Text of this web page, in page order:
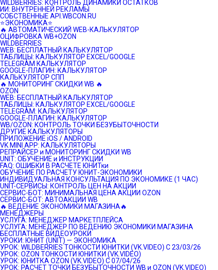
WILDBERRIES: КОНТРОЛЬ ДИНАМИКИ ОСТАТКОВ
ИИ: ВНУТРЕННЕЙ РЕКЛАМЫ
СОБСТВЕННЫЕ API.WBCON.RU
⭐️ЭКОНОМИКА⭐️
🔥 АВТОМАТИЧЕСКИЙ WEB-КАЛЬКУЛЯТОР
ОЦИФРОВКА WB+OZON
WILDBERRIES
WEB: БЕСПЛАТНЫЙ КАЛЬКУЛЯТОР
ТАБЛИЦЫ: КАЛЬКУЛЯТОР EXCEL/GOOGLE
TELEGRAM КАЛЬКУЛЯТОР
GOOGLE-ПЛАГИН: КАЛЬКУЛЯТОР
КАЛЬКУЛЯТОР СПП
🔥 МОНИТОРИНГ СКИДКИ WB 🔥
OZON
WEB: БЕСПЛАТНЫЙ КАЛЬКУЛЯТОР
ТАБЛИЦЫ: КАЛЬКУЛЯТОР EXCEL/GOOGLE
TELEGRAM: КАЛЬКУЛЯТОР
GOOGLE-ПЛАГИН: КАЛЬКУЛЯТОР
WB/OZON: КОНТРОЛЬ ТОЧКИ БЕЗУБЫТОЧНОСТИ
ДРУГИЕ КАЛЬКУЛЯТОРЫ
ПРИЛОЖЕНИЕ iOS / ANDROID
VK MINI APP: КАЛЬКУЛЯТОРЫ
РЕПРАЙСЕР и МОНИТОРИНГ СКИДКИ WB
UNIT: ОБУЧЕНИЕ и ИНСТРУКЦИИ
FAQ: ОШИБКИ В РАСЧЕТЕ ЮНИТки
ОБУЧЕНИЕ ПО РАСЧЕТУ ЮНИТ-ЭКОНОМИКИ
ИНДИВИДУАЛЬНАЯ КОНСУЛЬТАЦИЯ ПО ЭКОНОМИКЕ (1 ЧАС)
UNIT-СЕРВИСЫ: КОНТРОЛЬ ЦЕН НА АКЦИИ
СЕРВИС-БОТ: МИНИМАЛЬНАЯ ЦЕНА АКЦИИ OZON
СЕРВИС-БОТ: АВТОАКЦИИ WB
🔥 ВЕДЕНИЕ ЭКОНОМИКИ МАГАЗИНА🔥
МЕНЕДЖЕРЫ
УСЛУГА: МЕНЕДЖЕР МАРКЕТПЛЕЙСА
УСЛУГА: МЕНЕДЖЕР ПО ВЕДЕНИЮ ЭКОНОМИКИ МАГАЗИНА
БЕСПЛАТНЫЕ ВИДЕОУРОКИ
УРОКИ: ЮНИТ (UNIT) — ЭКОНОМИКА
УРОК: WILDBERRIES ТОНКОСТИ ЮНИТКИ (VK.VIDEO) C 23/03/26
УРОК: OZON ТОНКОСТИ ЮНИТКИ (VK.VIDEO)
УРОК: ЮНИТКА OZON (VK.VIDEO) C 07/04/26
УРОК: РАСЧЕТ ТОЧКИ БЕЗУБЫТОЧНОСТИ WB и OZON (VK.VIDEO)